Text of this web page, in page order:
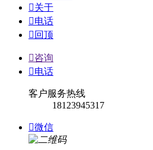
关于
电话
 回顶
咨询
电话
客户服务热线
18123945317
微信